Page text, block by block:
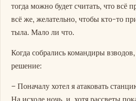
тогда можно будет считать, что всё
всё же, желательно, чтобы кто-то
тыла. Мало ли что.
Когда собрались командиры
решение:
– Поначалу хотел я атаковать
На исходе ночь, и, хотя рассветы